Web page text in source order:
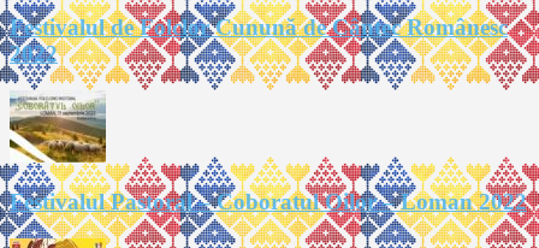
Festivalul de Folclor Cunună de Cântec Românesc
2022
Festivalul Pastoral – Coboratul Oilor – Loman 2022